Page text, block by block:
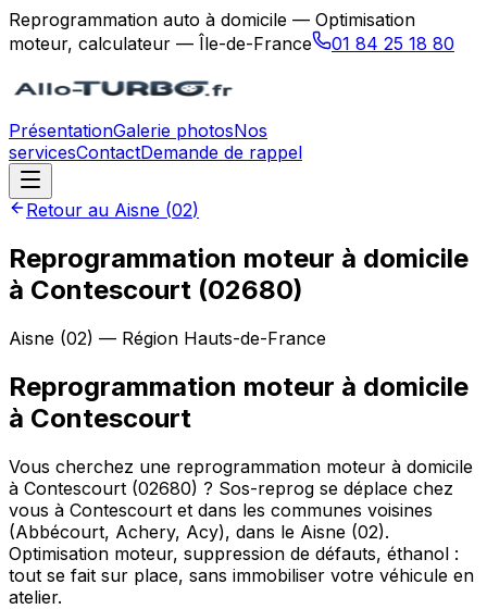
Reprogrammation auto à domicile — Optimisation
moteur, calculateur — Île-de-France
01 84 25 18 80
PrésentationGalerie photosNos
servicesContactDemande de rappel
Retour au Aisne (02)
Reprogrammation moteur à domicile
à Contescourt (02680)
Aisne (02) — Région Hauts-de-France
Reprogrammation moteur à domicile
à Contescourt
Vous cherchez une reprogrammation moteur à domicile
à Contescourt (02680) ? Sos-reprog se déplace chez
vous à Contescourt et dans les communes voisines
(Abbécourt, Achery, Acy), dans le Aisne (02).
Optimisation moteur, suppression de défauts, éthanol :
tout se fait sur place, sans immobiliser votre véhicule en
atelier.